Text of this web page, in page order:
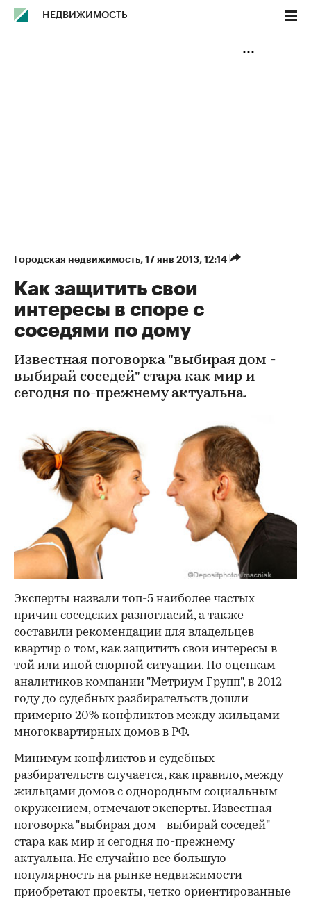
НЕДВИЖИМОСТЬ
Городская недвижимость⁠, 17 янв 2013, 12:14
Как защитить свои
интересы в споре с
соседями по дому
Известная поговорка "выбирая дом -
выбирай соседей" стара как мир и
сегодня по-прежнему актуальна.
Эксперты назвали топ-5 наиболее частых
причин соседских разногласий, а также
составили рекомендации для владельцев
квартир о том, как защитить свои интересы в
той или иной спорной ситуации. По оценкам
аналитиков компании "Метриум Групп", в 2012
году до судебных разбирательств дошли
примерно 20% конфликтов между жильцами
многоквартирных домов в РФ.
Минимум конфликтов и судебных
разбирательств случается, как правило, между
жильцами домов с однородным социальным
окружением, отмечают эксперты. Известная
поговорка "выбирая дом - выбирай соседей"
стара как мир и сегодня по-прежнему
актуальна. Не случайно все большую
популярность на рынке недвижимости
приобретают проекты, четко ориентированные